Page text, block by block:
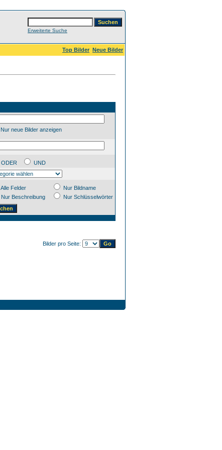
Erweiterte Suche
Top Bilder Neue Bilder
Nur neue Bilder anzeigen
ODER
UND
Alle Felder
Nur Bildname
Nur Beschreibung
Nur Schlüsselwörter
Bilder pro Seite: